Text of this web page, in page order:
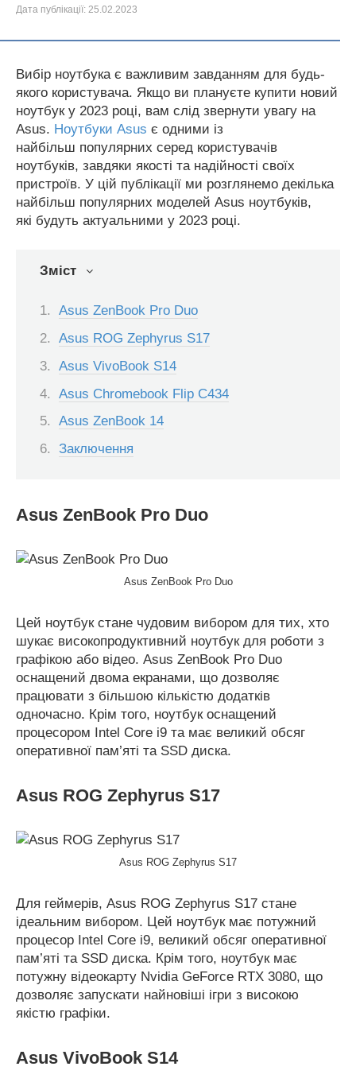
Дата публікації: 25.02.2023
Вибір ноутбука є важливим завданням для будь-
якого користувача. Якщо ви плануєте купити новий
ноутбук у 2023 році, вам слід звернути увагу на
Asus. Ноутбуки Asus є одними із
найбільш популярних серед користувачів
ноутбуків, завдяки якості та надійності своїх
пристроїв. У цій публікації ми розглянемо декілька
найбільш популярних моделей Asus ноутбуків,
які будуть актуальними у 2023 році.
Зміст
Asus ZenBook Pro Duo
Asus ROG Zephyrus S17
Asus VivoBook S14
Asus Chromebook Flip C434
Asus ZenBook 14
Заключення
Asus ZenBook Pro Duo
Asus ZenBook Pro Duo
Цей ноутбук стане чудовим вибором для тих, хто
шукає високопродуктивний ноутбук для роботи з
графікою або відео. Asus ZenBook Pro Duo
оснащений двома екранами, що дозволяє
працювати з більшою кількістю додатків
одночасно. Крім того, ноутбук оснащений
процесором Intel Core i9 та має великий обсяг
оперативної пам’яті та SSD диска.
Asus ROG Zephyrus S17
Asus ROG Zephyrus S17
Для геймерів, Asus ROG Zephyrus S17 стане
ідеальним вибором. Цей ноутбук має потужний
процесор Intel Core i9, великий обсяг оперативної
пам’яті та SSD диска. Крім того, ноутбук має
потужну відеокарту Nvidia GeForce RTX 3080, що
дозволяє запускати найновіші ігри з високою
якістю графіки.
Asus VivoBook S14